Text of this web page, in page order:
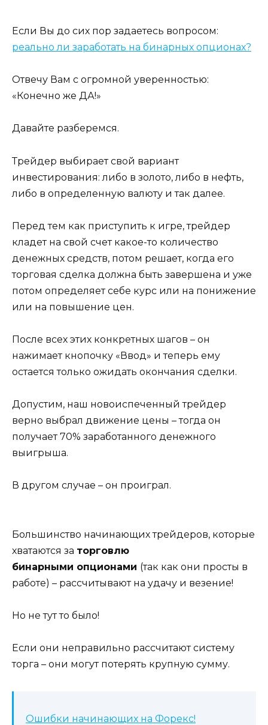
Если Вы до сих пор задаетесь вопросом:
реально ли заработать на бинарных опционах?
Отвечу Вам с огромной уверенностью:
«Конечно же ДА!»
Давайте разберемся.
Трейдер выбирает свой вариант
инвестирования: либо в золото, либо в нефть,
либо в определенную валюту и так далее.
Перед тем как приступить к игре, трейдер
кладет на свой счет какое-то количество
денежных средств, потом решает, когда его
торговая сделка должна быть завершена и уже
потом определяет себе курс или на понижение
или на повышение цен.
После всех этих конкретных шагов – он
нажимает кнопочку «Ввод» и теперь ему
остается только ожидать окончания сделки.
Допустим, наш новоиспеченный трейдер
верно выбрал движение цены – тогда он
получает 70% заработанного денежного
выигрыша.
В другом случае – он проиграл.
Большинство начинающих трейдеров, которые
хватаются за торговлю
бинарными опционами (так как они просты в
работе) – рассчитывают на удачу и везение!
Но не тут то было!
Если они неправильно рассчитают систему
торга – они могут потерять крупную сумму.
Ошибки начинающих на Форекс!